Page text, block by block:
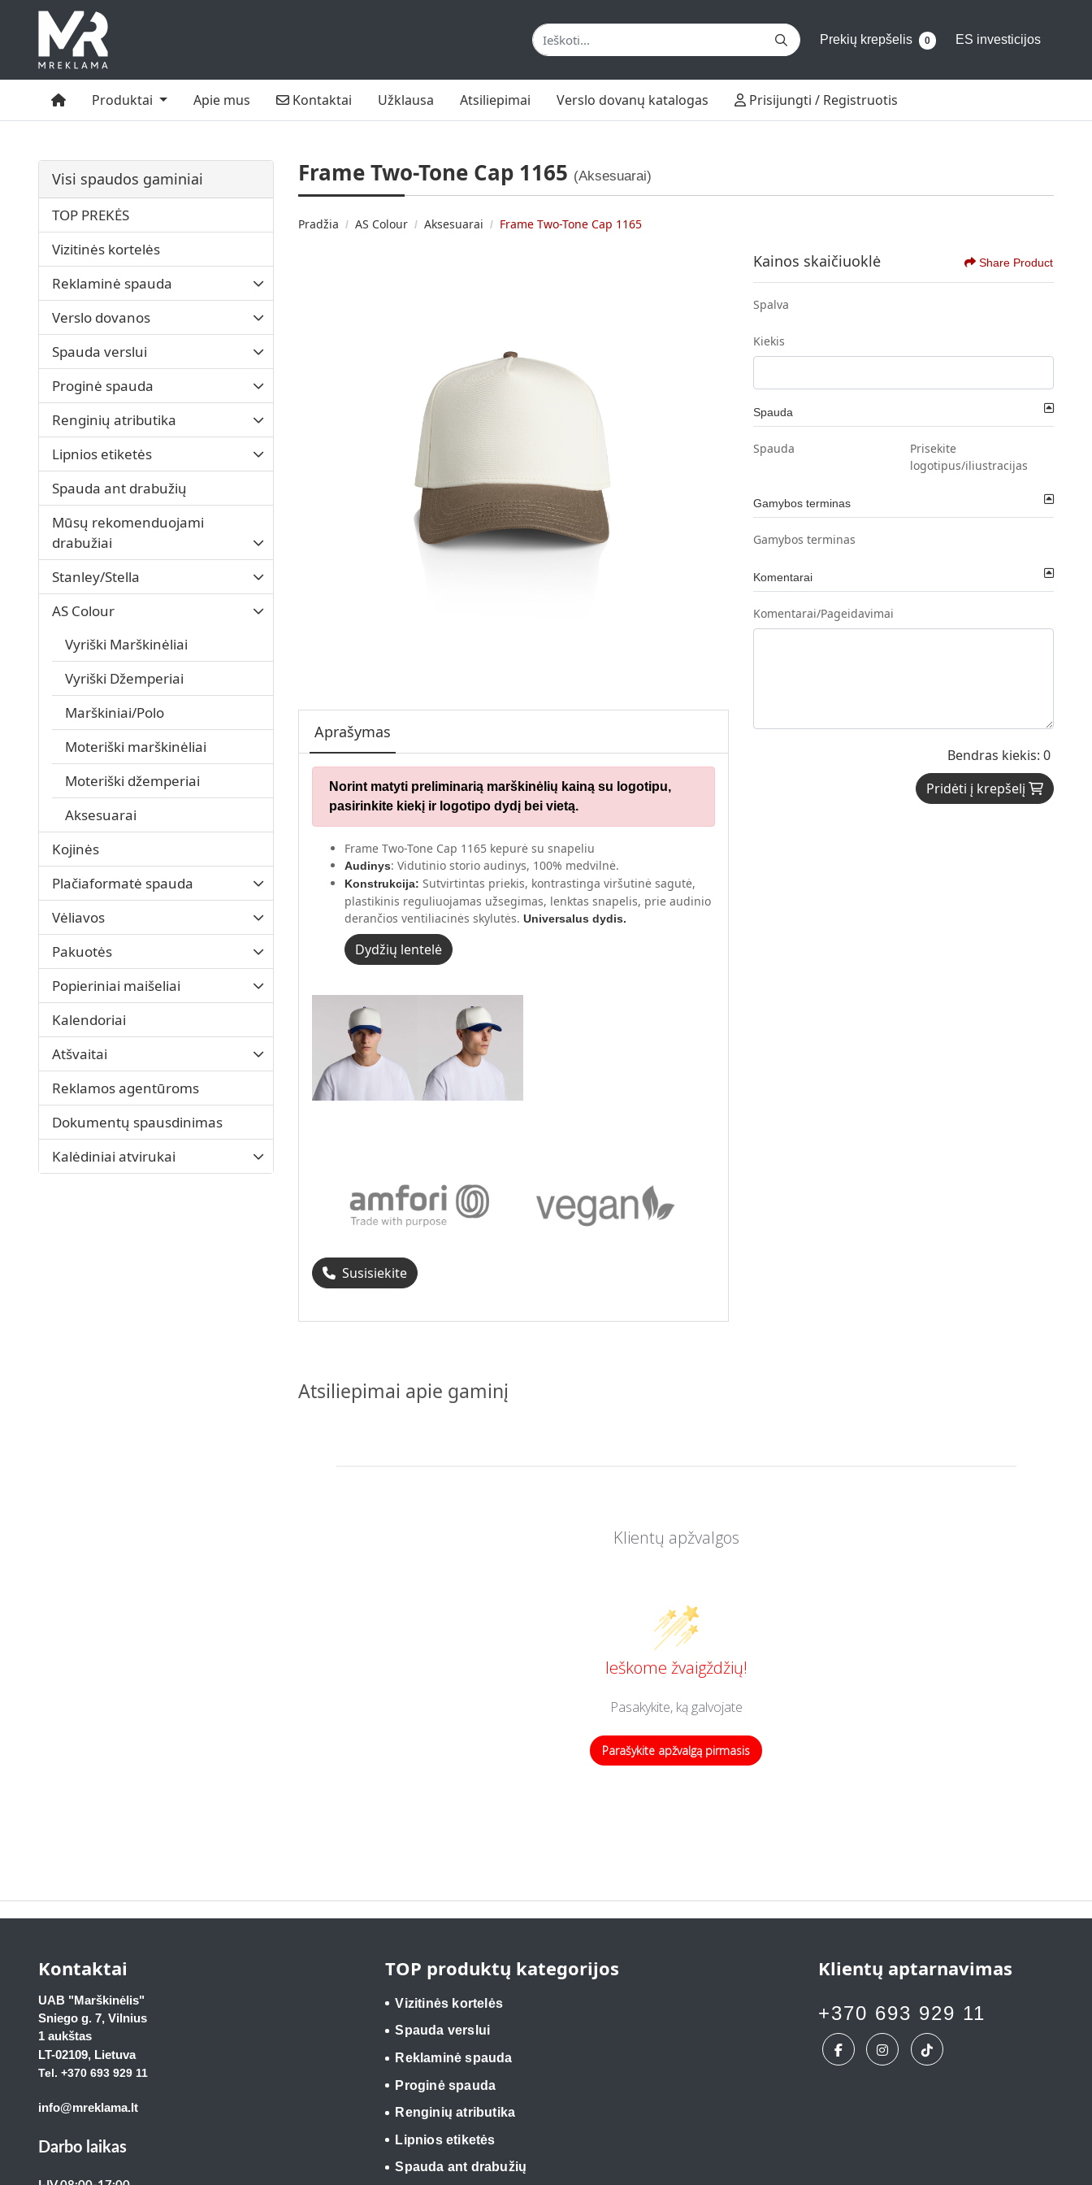
Prekių krepšelis 0 ES investicijos
NamaiProduktai Apie mus Kontaktai
Kontaktai Užklausa Atsiliepimai Verslo dovanų katalogas Prisijungti / Registruotis
Prisijungti / Registruotis
Visi spaudos gaminiai
TOP PREKĖS
Vizitinės kortelės
Reklaminė spauda
Verslo dovanos
Spauda verslui
Proginė spauda
Renginių atributika
Lipnios etiketės
Spauda ant drabužių
Mūsų rekomenduojami
drabužiai
Stanley/Stella
AS Colour
Vyriški Marškinėliai
Vyriški Džemperiai
Marškiniai/Polo
Moteriški marškinėliai
Moteriški džemperiai
Aksesuarai
Kojinės
Plačiaformatė spauda
Vėliavos
Pakuotės
Popieriniai maišeliai
Kalendoriai
Atšvaitai
Reklamos agentūroms
Dokumentų spausdinimas
Kalėdiniai atvirukai
Frame Two-Tone Cap 1165 (Aksesuarai)
Pradžia AS Colour Aksesuarai Frame Two-Tone Cap 1165
Aprašymas
Norint matyti preliminarią marškinėlių kainą su logotipu,
pasirinkite kiekį ir logotipo dydį bei vietą.
Frame Two-Tone Cap 1165 kepurė su snapeliu
Audinys: Vidutinio storio audinys, 100% medvilnė.
Konstrukcija: Sutvirtintas priekis, kontrastinga viršutinė sagutė,
plastikinis reguliuojamas užsegimas, lenktas snapelis, prie audinio
derančios ventiliacinės skylutės. Universalus dydis.
Dydžių lentelė
Susisiekite
Kainos skaičiuoklė Share Product
Spalva
Kiekis
Spauda
Spauda
Prisekite
logotipus/iliustracijas
Gamybos terminas
Gamybos terminas
Komentarai
Komentarai/Pageidavimai
Bendras kiekis: 0
Pridėti į krepšelį
Atsiliepimai apie gaminį
Klientų apžvalgos
Ieškome žvaigždžių!
Pasakykite, ką galvojate
Parašykite apžvalgą pirmasis
Kontaktai
UAB "Marškinėlis"
Sniego g. 7, Vilnius
1 aukštas
LT-02109, Lietuva
Tel. +370 693 929 11
info@mreklama.lt
Darbo laikas
TOP produktų kategorijos
Vizitinės kortelės
Spauda verslui
Reklaminė spauda
Proginė spauda
Renginių atributika
Lipnios etiketės
Spauda ant drabužių
Klientų aptarnavimas
+370 693 929 11